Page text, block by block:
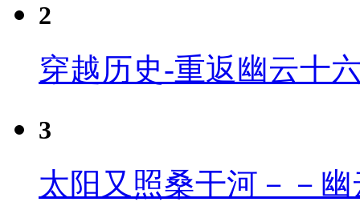
2
穿越历史-重返幽云十
3
太阳又照桑干河－－